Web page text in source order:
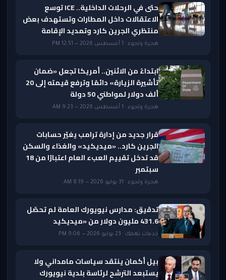
حتى في الرحلات الداخلية.. ICE توسع
الاعتقالات داخل المطارات وتستهدف بعض
منتظري الجرين كارد وتمديد الإقامة
هجرة ولجوء · 1 أغسطس 2026 — 12:51 PM
ابتداءً من الاثنين.. أمريكا تجعل «ضمان
تأشيرة الزيارة» دائمًا وترفع قيمته إلى 20
ألف دولار لمواطني 50 دولة
هجرة ولجوء · 1 أغسطس 2026 — 9:23 AM
قرار جديد من إدارة ترامب يغيّر حسابات
الجرين كارد.. «ميديكيد» والغذاء والسكن
قد تدخل تقييم العبء العام اعتبارًا من 18
سبتمبر
هجرة ولجوء · 31 يوليو 2026 — 8:19 AM
تدقيق: مدارس نيويورك العامة لم تحصّل
431.6 مليون دولار من «ميديكيد
خدمات تهمك · 23 يوليو 2026 — 9:06 PM
بيل أكمان ينتقد سياسات مامداني ولا
يستبعد الترشح لرئاسة بلدية نيويورك